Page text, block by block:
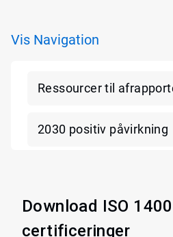
Vis Navigation
Ressourcer til
2030 positiv påvirkning
Download ISO
certificeringer